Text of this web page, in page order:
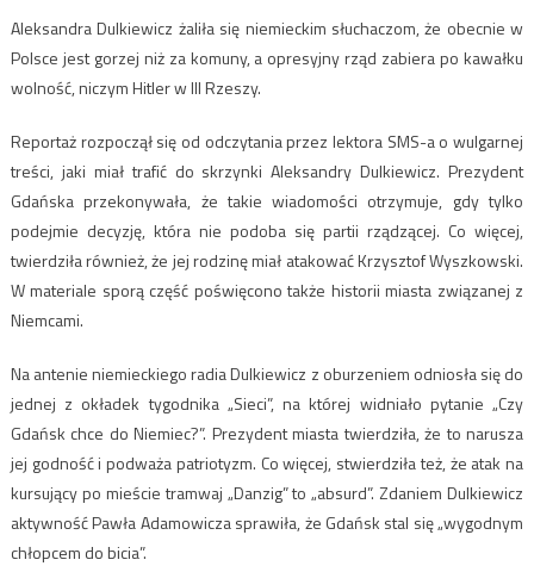
Aleksandra Dulkiewicz żaliła się niemieckim słuchaczom, że obecnie w
Polsce jest gorzej niż za komuny, a opresyjny rząd zabiera po kawałku
wolność, niczym Hitler w III Rzeszy.
Reportaż rozpoczął się od odczytania przez lektora SMS-a o wulgarnej
treści, jaki miał trafić do skrzynki Aleksandry Dulkiewicz. Prezydent
Gdańska przekonywała, że takie wiadomości otrzymuje, gdy tylko
podejmie decyzję, która nie podoba się partii rządzącej. Co więcej,
twierdziła również, że jej rodzinę miał atakować Krzysztof Wyszkowski.
W materiale sporą część poświęcono także historii miasta związanej z
Niemcami.
Na antenie niemieckiego radia Dulkiewicz z oburzeniem odniosła się do
jednej z okładek tygodnika „Sieci”, na której widniało pytanie „Czy
Gdańsk chce do Niemiec?”. Prezydent miasta twierdziła, że to narusza
jej godność i podważa patriotyzm. Co więcej, stwierdziła też, że atak na
kursujący po mieście tramwaj „Danzig” to „absurd”. Zdaniem Dulkiewicz
aktywność Pawła Adamowicza sprawiła, że Gdańsk stal się „wygodnym
chłopcem do bicia”.